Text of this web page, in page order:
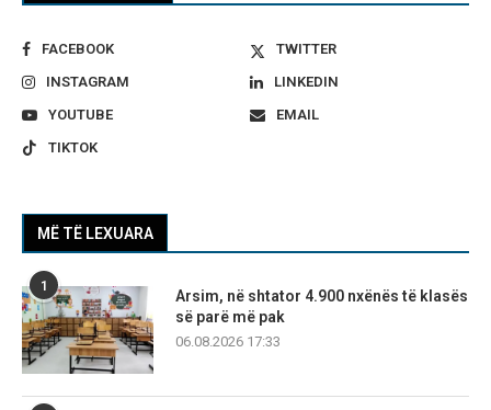
FACEBOOK
TWITTER
INSTAGRAM
LINKEDIN
YOUTUBE
EMAIL
TIKTOK
MË TË LEXUARA
1
Arsim, në shtator 4.900 nxënës të klasës
së parë më pak
06.08.2026 17:33